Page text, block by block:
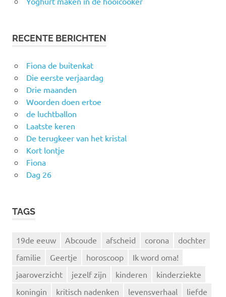
RECENTE BERICHTEN
Fiona de buitenkat
Die eerste verjaardag
Drie maanden
Woorden doen ertoe
de luchtballon
Laatste keren
De terugkeer van het kristal
Kort lontje
Fiona
Dag 26
TAGS
19de eeuw Abcoude afscheid corona
dochter
familie
Geertje horoscoop
Ik word oma!
jaaroverzicht
jezelf zijn kinderen
kinderziekte
koningin
kritisch nadenken levensverhaal
liefde